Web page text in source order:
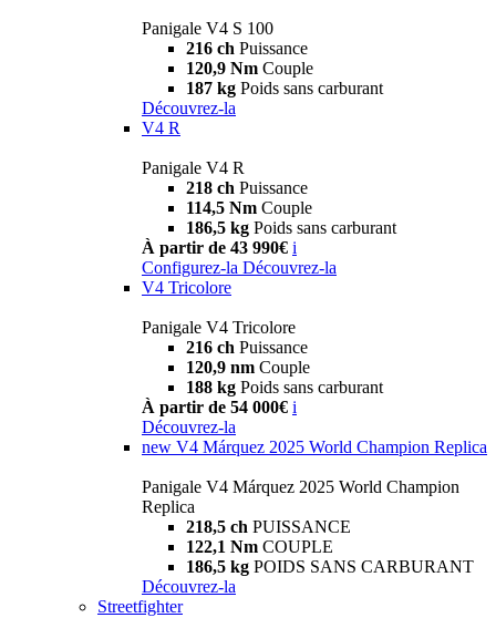
Panigale V4 S 100
216 ch Puissance
120,9 Nm Couple
187 kg Poids sans carburant
Découvrez-la
V4 R
Panigale V4 R
218 ch Puissance
114,5 Nm Couple
186,5 kg Poids sans carburant
À partir de 43 990€ i
Configurez-la Découvrez-la
V4 Tricolore
Panigale V4 Tricolore
216 ch Puissance
120,9 nm Couple
188 kg Poids sans carburant
À partir de 54 000€ i
Découvrez-la
new V4 Márquez 2025 World Champion Replica
Panigale V4 Márquez 2025 World Champion
Replica
218,5 ch PUISSANCE
122,1 Nm COUPLE
186,5 kg POIDS SANS CARBURANT
Découvrez-la
Streetfighter